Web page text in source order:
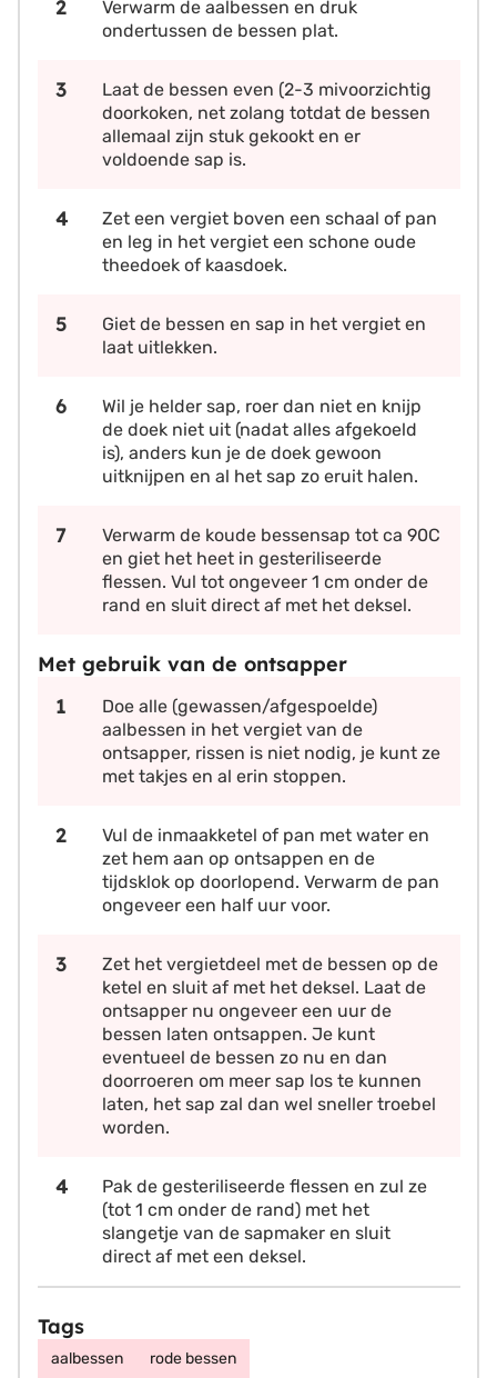
Verwarm de aalbessen en druk
ondertussen de bessen plat.
Laat de bessen even (2-3 mivoorzichtig
doorkoken, net zolang totdat de bessen
allemaal zijn stuk gekookt en er
voldoende sap is.
Zet een vergiet boven een schaal of pan
en leg in het vergiet een schone oude
theedoek of kaasdoek.
Giet de bessen en sap in het vergiet en
laat uitlekken.
Wil je helder sap, roer dan niet en knijp
de doek niet uit (nadat alles afgekoeld
is), anders kun je de doek gewoon
uitknijpen en al het sap zo eruit halen.
Verwarm de koude bessensap tot ca 90C
en giet het heet in gesteriliseerde
flessen. Vul tot ongeveer 1 cm onder de
rand en sluit direct af met het deksel.
Met gebruik van de ontsapper
Doe alle (gewassen/afgespoelde)
aalbessen in het vergiet van de
ontsapper, rissen is niet nodig, je kunt ze
met takjes en al erin stoppen.
Vul de inmaakketel of pan met water en
zet hem aan op ontsappen en de
tijdsklok op doorlopend. Verwarm de pan
ongeveer een half uur voor.
Zet het vergietdeel met de bessen op de
ketel en sluit af met het deksel. Laat de
ontsapper nu ongeveer een uur de
bessen laten ontsappen. Je kunt
eventueel de bessen zo nu en dan
doorroeren om meer sap los te kunnen
laten, het sap zal dan wel sneller troebel
worden.
Pak de gesteriliseerde flessen en zul ze
(tot 1 cm onder de rand) met het
slangetje van de sapmaker en sluit
direct af met een deksel.
Tags
aalbessen rode bessen